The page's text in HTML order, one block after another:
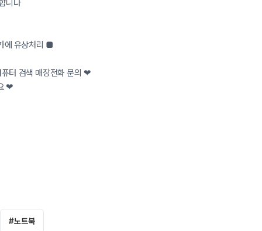
니다
에 유상처리 ■
터 검색 매장전화 문의 ❤
❤
#노트북